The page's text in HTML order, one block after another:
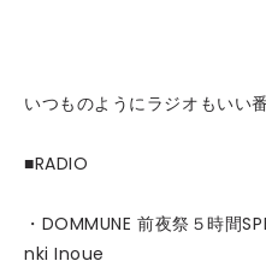
いつものようにラジオもいい
■RADIO
・DOMMUNE 前夜祭５時間
nki Inoue